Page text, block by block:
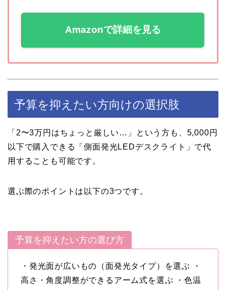
Amazonで詳細を見る
予算を抑えたい方向けの選択肢
「2〜3万円はちょっと厳しい…」という方も、5,000円
以下で購入できる「側面発光LEDデスクライト」で代
用することも可能です。
選ぶ際のポイントは以下の3つです。
予算を抑えたい方の選び方
・発光面が広いもの（面発光タイプ）を選ぶ ・
高さ・角度調整ができるアーム式を選ぶ ・色温